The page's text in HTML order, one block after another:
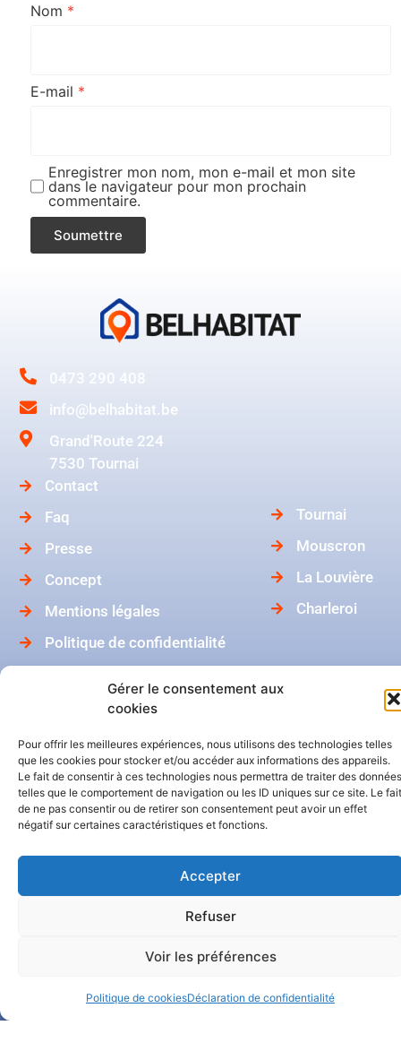
Gérer le consentement aux
cookies
Pour offrir les meilleures expériences, nous utilisons des technologies telles
que les cookies pour stocker et/ou accéder aux informations des appareils.
Le fait de consentir à ces technologies nous permettra de traiter des données
telles que le comportement de navigation ou les ID uniques sur ce site. Le fait
de ne pas consentir ou de retirer son consentement peut avoir un effet
négatif sur certaines caractéristiques et fonctions.
Accepter
Refuser
Voir les préférences
Politique de cookiesDéclaration de confidentialité
Nom *
E-mail *
Enregistrer mon nom, mon e-mail et mon site
dans le navigateur pour mon prochain
commentaire.
0473 290 408
info@belhabitat.be
Grand'Route 224
7530 Tournai
Tournai
Mouscron
La Louvière
Charleroi
Contact
Faq
Presse
Concept
Mentions légales
Politique de confidentialité
Catalogue BelHabitat